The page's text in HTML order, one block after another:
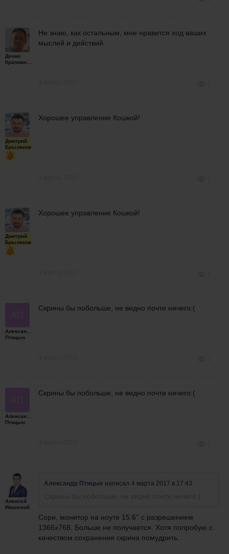
Денис
Не знаю, как остальным, мне нравится ход ваших
мыслей и действий.
Дмитрий
Брыляков
Хорошее управление Кошкой!
Дмитрий
Брыляков
Хорошее управление Кошкой!
Александр
Птицын
Скрины бы побольше, не видно почти ничего:(
Александр
Птицын
Скрины бы побольше, не видно почти ничего:(
Алексей
Иванской
Александр Птицын написал 4 марта 2017 в 17:43
Сори, монитор на ноуте 15.6'' с разрешением
1366х768. Больше не получается. Хотя попробую с
качеством сохранения скрина помудрить.